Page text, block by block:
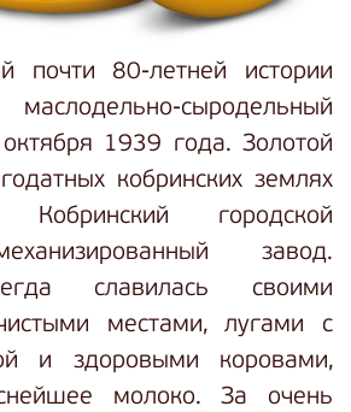
почти 80-летней истории
сыродельный
1939 года. Золотой
кобринских землях
Кобринский городской
завод.
славилась своими
местами, лугами с
и здоровыми коровами,
молоко. За очень